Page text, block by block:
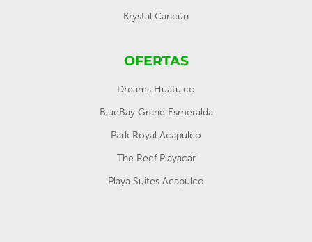
Krystal Cancún
OFERTAS
Dreams Huatulco
BlueBay Grand Esmeralda
Park Royal Acapulco
The Reef Playacar
Playa Suites Acapulco